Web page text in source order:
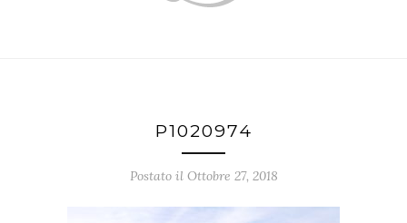
P1020974
Postato il Ottobre 27, 2018